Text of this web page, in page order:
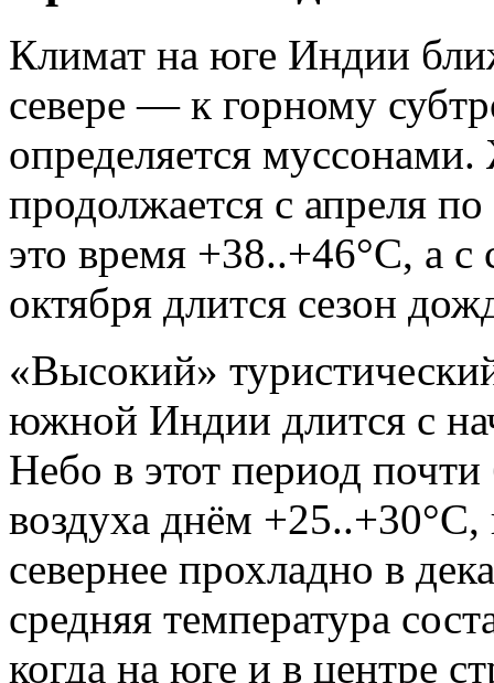
Климат на юге Индии
севере — к горному
определяется
продолжается с апреля
это время +38..+46°C, а
октября длится сезон
«Высокий»
южной Индии длится с
Небо в этот период почти
воздуха днём
севернее прохладно в
средняя температура
когда на юге и в центре